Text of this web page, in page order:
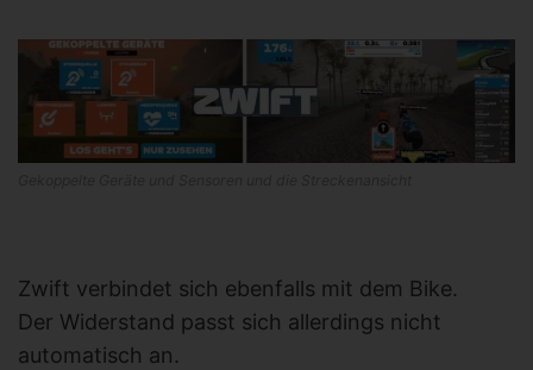
Zwift verbindet sich ebenfalls mit dem Bike.
Der Widerstand passt sich allerdings nicht
automatisch an.